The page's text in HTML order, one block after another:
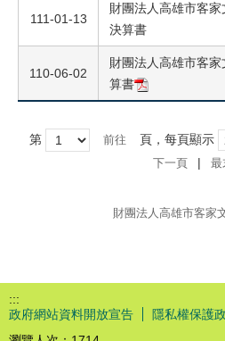
111-01-13
財團法人高雄市客
決算書
110-06-02
財團法人高雄市客
算書
第 頁，每頁顯示
下一頁 | 最
財團法人高雄市客家
:::
政府網站資料開放宣告
隱私權保護